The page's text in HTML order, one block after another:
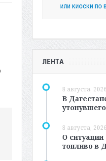
или киоски по
ЛЕНТА
8 августа,
В
8 августа,
О
топливо в